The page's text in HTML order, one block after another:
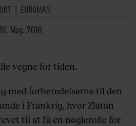
EUROMAN
31. May. 2016
vegne for tiden.
med forberedelserne til den
i Frankrig, hvor Zlatan
til at få en nøglerolle for